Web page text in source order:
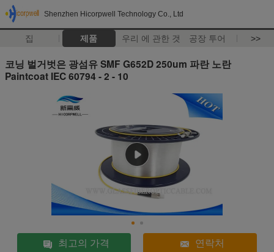
Shenzhen Hicorpwell Technology Co., Ltd
집 제품 우리 에 관한 것 공장 투어 >>
코닝 벌거벗은 광섬유 SMF G652D 250um 파란 노란
Paintcoat IEC 60794 - 2 - 10
최고의 가격 연락처